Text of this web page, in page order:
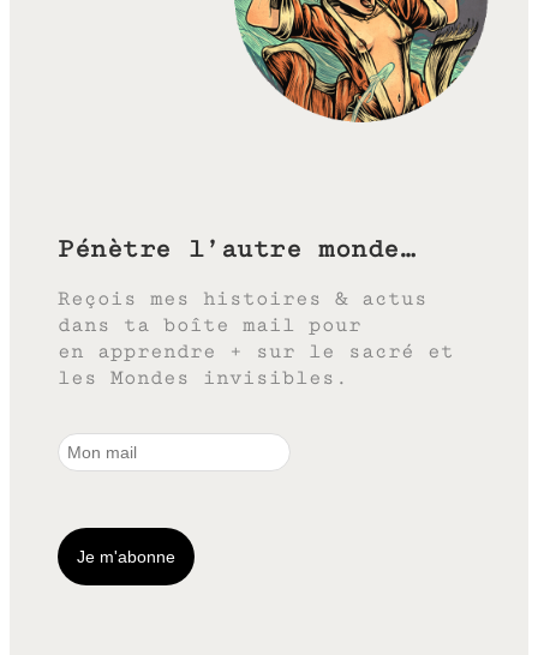
Pénètre l’autre monde…
Reçois mes histoires & actus
dans ta boîte mail pour
en apprendre + sur le sacré et
les Mondes invisibles.